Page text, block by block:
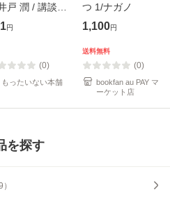
戸 潤 / 講談社
]【メール便送
円
(0)
もったいない本舗
つ 1/ナガノ
1,100円
送料無料
(0)
bookfan au PAY マ
ーケット店
を探す
）